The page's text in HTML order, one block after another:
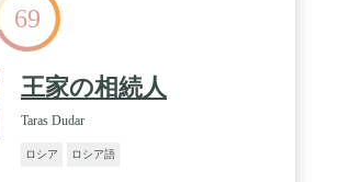
69
王家の相続人
Taras Dudar
ロシア ロシア語